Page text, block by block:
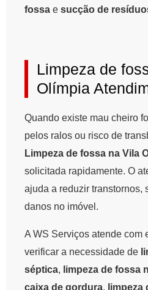
fossa e sucção de
Limpeza de
Olímpia
Quando existe mau cheiro
pelos ralos ou risco de
Limpeza de fossa na Vila
solicitada rapidamente. O
ajuda a reduzir transtornos,
danos no imóvel.
A WS Serviços atende com
verificar a necessidade de
séptica, limpeza de fossa
caixa de gordura, limpeza